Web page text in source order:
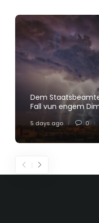
Dem
Fall vun engem
5 days ago 0